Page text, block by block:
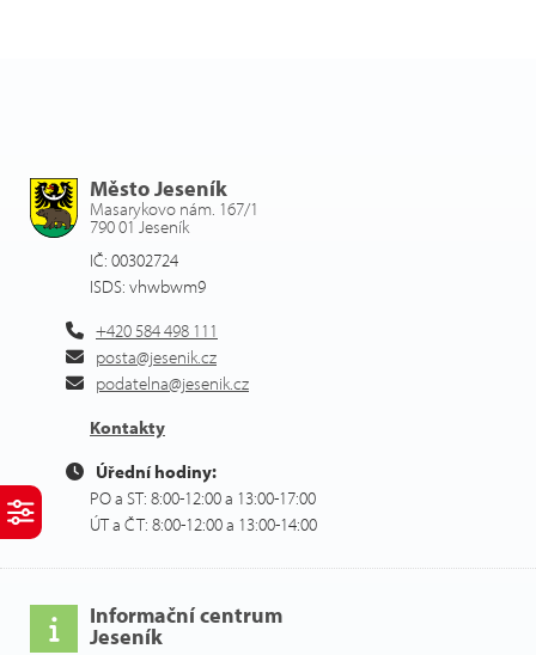
Město Jeseník
Masarykovo nám. 167/1
790 01 Jeseník
IČ: 00302724
ISDS: vhwbwm9
+420 584 498 111
posta@jesenik.cz
podatelna@jesenik.cz
Kontakty
Úřední hodiny:
PO a ST: 8:00-12:00 a 13:00-17:00
ÚT a ČT: 8:00-12:00 a 13:00-14:00
Informační centrum
Jeseník